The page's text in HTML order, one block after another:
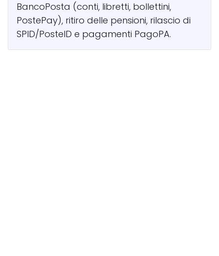
BancoPosta (conti, libretti, bollettini,
PostePay), ritiro delle pensioni, rilascio di
SPID/PosteID e pagamenti PagoPA.